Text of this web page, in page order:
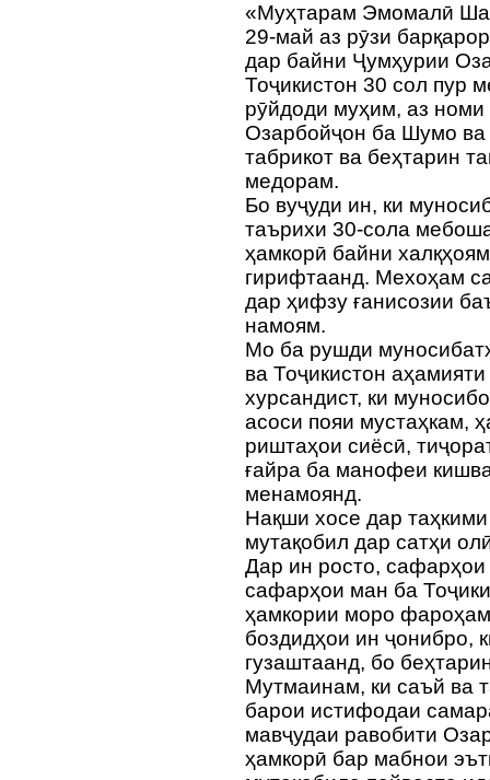
«Муҳтарам Эмомалӣ
29-май аз рӯзи
дар байни Ҷумҳурии
Тоҷикистон 30 сол пур
рӯйдоди муҳим, аз
Озарбойҷон ба Шумо ва
табрикот ва беҳтарин
медорам.
Бо вуҷуди ин, ки
таърихи 30-сола
ҳамкорӣ байни
гирифтаанд. Мехоҳам
дар ҳифзу ғанисозии
намоям.
Мо ба рушди
ва Тоҷикистон
хурсандист, ки
асоси пояи мустаҳкам,
риштаҳои сиёсӣ,
ғайра ба манофеи
менамоянд.
Нақши хосе дар
мутақобил дар сатҳи
Дар ин росто,
сафарҳои ман ба
ҳамкории моро
боздидҳои ин ҷонибро,
гузаштаанд, бо
Мутмаинам, ки саъй ва
барои истифодаи
мавҷудаи равобити
ҳамкорӣ бар мабнои